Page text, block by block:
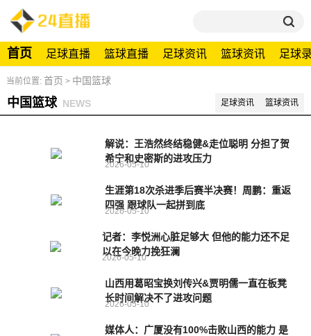
首页 足球直播 篮球直播 足球资讯 篮球资讯 足球
当前位置: 首页 > 中国篮球
中国篮球 NEWS 足球资讯 篮球资讯
解说：王浩然终结稳健&走位聪明 分担了贺
希宁和史密斯的进攻压力
2026-05-10
生涯第18次杀进季后赛半决赛！周鹏：重返
四强 跟球队一起拼到底
2026-05-10
记者：李悦洲心脏足够大 但他的能力还不足
以在今晚力挽狂澜
2026-05-10
山西用葛昭宝换刘传兴&贾明儒一直在板凳
长时间解决不了进攻问题
2026-05-10
媒体人：广厦没有100%击败山西的能力 是